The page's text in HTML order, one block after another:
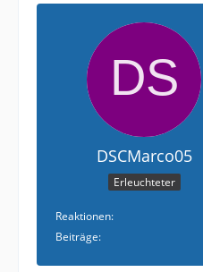
DSCMarco05
Erleuchteter
Reaktionen
Beiträge